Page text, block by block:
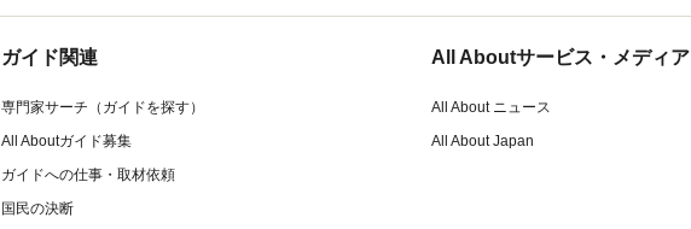
ガイド関連
専門家サーチ（ガイドを探す）
All Aboutガイド募集
ガイドへの仕事・取材依頼
国民の決断
All Aboutサービス・メディア
All About ニュース
All About Japan